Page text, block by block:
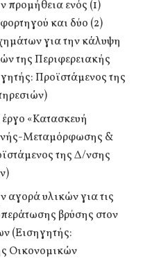
προμήθεια ενός (1)
και δύο (2)
για την κάλυψη
της Περιφερειακής
Προϊστάμενος της
«Κατασκευή
Μεταμόρφωσης &
της Δ/νσης
αγορά υλικών για τις
βρύσης στον
(Εισηγητής:
Οικονομικών